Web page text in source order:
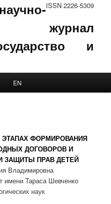
ISSN 2226-5309
журнал
и
EN
ФОРМИРОВАНИЯ
ДОГОВОРОВ И
ЗАЩИТЫ ПРАВ ДЕТЕЙ
Владимировна
имени Тараса Шевченко
наук